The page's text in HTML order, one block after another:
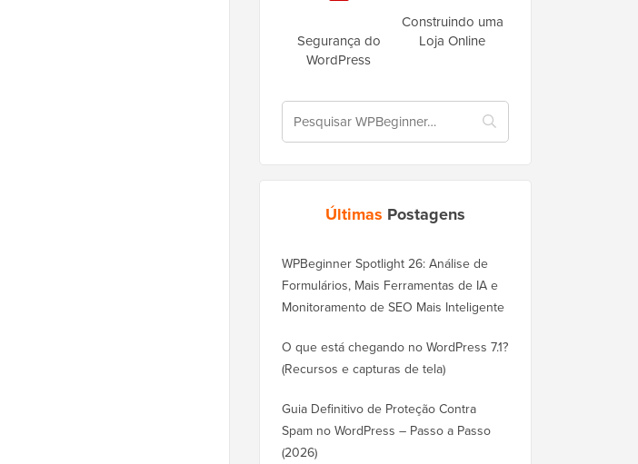
Segurança do
WordPress
Construindo uma
Loja Online
Últimas Postagens
WPBeginner Spotlight 26: Análise de
Formulários, Mais Ferramentas de IA e
Monitoramento de SEO Mais Inteligente
O que está chegando no WordPress 7.1?
(Recursos e capturas de tela)
Guia Definitivo de Proteção Contra
Spam no WordPress – Passo a Passo
(2026)